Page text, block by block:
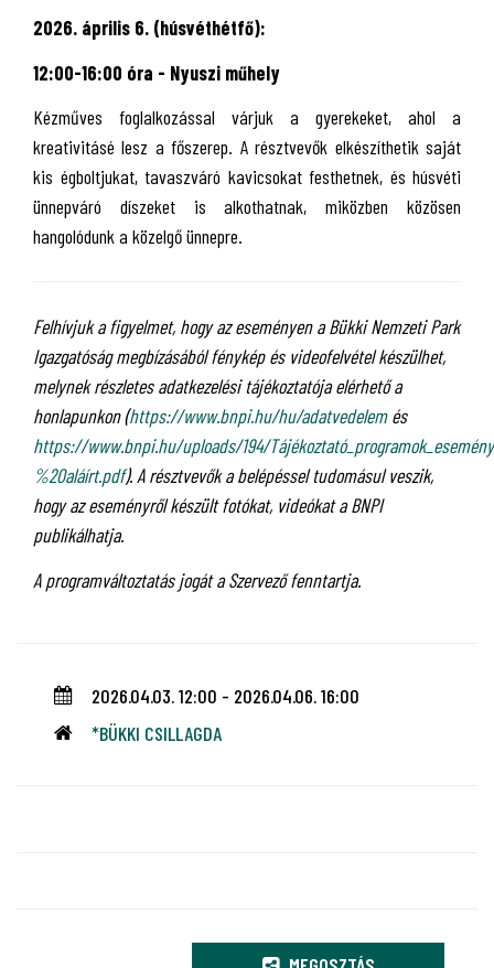
2026. április 6. (húsvéthétfő):
12:00-16:00 óra - Nyuszi műhely
Kézműves foglalkozással várjuk a gyerekeket, ahol a
kreativitásé lesz a főszerep. A résztvevők elkészíthetik saját
kis égboltjukat, tavaszváró kavicsokat festhetnek, és húsvéti
ünnepváró díszeket is alkothatnak, miközben közösen
hangolódunk a közelgő ünnepre.
Felhívjuk a figyelmet, hogy az eseményen a Bükki Nemzeti Park
Igazgatóság megbízásából fénykép és videofelvétel készülhet,
melynek részletes adatkezelési tájékoztatója elérhető a
honlapunkon (https://www.bnpi.hu/hu/adatvedelemés
https://www.bnpi.hu/uploads/194/
%20aláírt.pdf). A résztvevők a belépéssel tudomásul veszik,
hogy az eseményről készült fotókat, videókat a BNPI
publikálhatja.
A programváltoztatás jogát a Szervező fenntartja.
2026.04.03. 12:00 - 2026.04.06. 16:00
*BÜKKI CSILLAGDA